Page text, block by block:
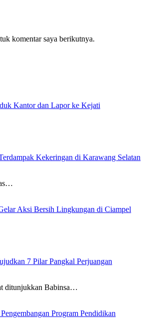
komentar saya berikutnya.
Kantor dan Lapor ke Kejati
Kekeringan di Karawang Selatan
Aksi Bersih Lingkungan di Ciampel
7 Pilar Pangkal Perjuangan
ditunjukkan Babinsa…
Program Pendidikan